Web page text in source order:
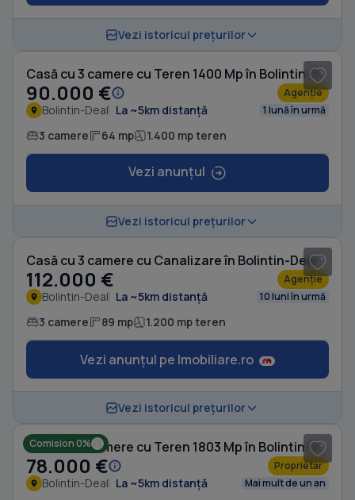
Vezi istoricul prețurilor
Casă cu 3 camere cu Teren 1400 Mp în Bolintin-Deal
90.000 € Agenție
Bolintin-Deal La ~5km distanță 1 lună în urmă
3 camere 64 mp 1.400 mp teren
Vezi anunțul
Vezi istoricul prețurilor
Casă cu 3 camere cu Canalizare în Bolintin-Deal
112.000 € Agenție
Bolintin-Deal La ~5km distanță 10 luni în urmă
3 camere 89 mp 1.200 mp teren
Vezi anunțul pe Imobiliare.ro
Vezi istoricul prețurilor
Comision 0% Casă cu 3 camere cu Teren 1803 Mp în Bolintin-Deal
78.000 € Proprietar
Bolintin-Deal La ~5km distanță Mai mult de un an